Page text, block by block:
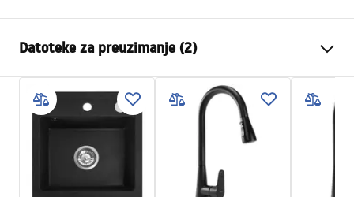
Način montaže
Stojeća
Boja
Crna/Zlatna
Vrsta izljevne cijevi
Pomična
Materijal
Doseg izljeva
430 mm
Datoteke za preuzimanje (2)
Montažne upute
Faucet.pdf
Jamstveni uvjeti
Warranty_Terms_and_Conditions_Faucets_-_5.pdf